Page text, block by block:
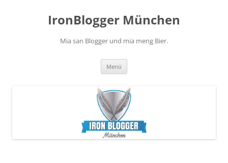
IronBlogger München
Mia san Blogger und mia meng Bier.
Menü